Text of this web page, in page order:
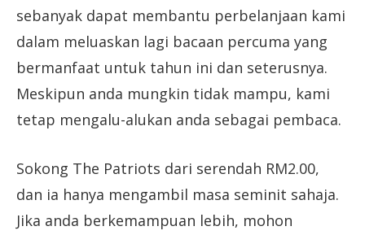
sebanyak dapat membantu perbelanjaan kami
dalam meluaskan lagi bacaan percuma yang
bermanfaat untuk tahun ini dan seterusnya.
Meskipun anda mungkin tidak mampu, kami
tetap mengalu-alukan anda sebagai pembaca.
Sokong The Patriots dari serendah RM2.00,
dan ia hanya mengambil masa seminit sahaja.
Jika anda berkemampuan lebih, mohon